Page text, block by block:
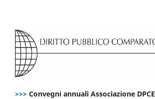
>>> Convegni annuali Associazione DPCE